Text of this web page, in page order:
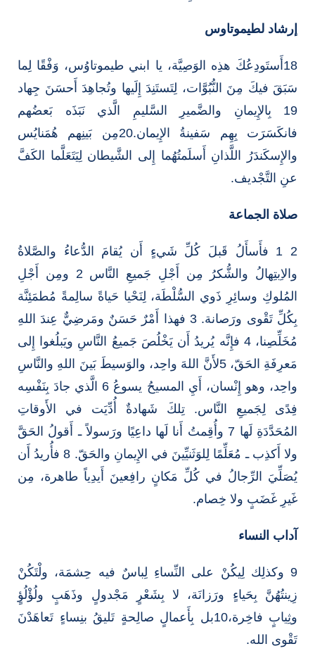
إرشاد لطيموتاوس
18أَستَودِعُكَ هذِه الوَصِيَّة، يا ابني طيموتاوُس، وَفْقًا لِما
سَبَقَ فيكَ مِنَ النُّبُوَّات، لِتَستَنِدَ إِلَيها وتُجاهِدَ أَحسَنَ جِهاد
19 بِالإِيمانِ والضَّميرِ السَّليمِ الَّذي نَبَذَه بَعضُهم
فانكَسَرَت بِهِم سَفينةُ الإِيمان.20مِن بَينِهم هُمَنايُس
والإِسكَندَرُ اللَّذانِ أَسلَمتُهُما إِلى الشَّيطان لِيَتَعَلَّما الكَفَّ
عنِ التَّجْديف.
صلاة الجماعة
2 1 فأَسأَلُ قَبلَ كُلِّ شَيءٍ أَن يُقامَ الدُّعاءُ والصَّلاةُ
والاِبتِهالُ والشُّكرُ مِن أَجْلِ جَميعِ النَّاس 2 ومِن أَجْلِ
المُلوكِ وسائِرِ ذَوي السُّلْطَة، لِنَحْيا حَياةً سالِمةً مُطمَئِنَّة
بِكُلِّ تَقْوى ورَصانة. 3 فهذا أَمْرٌ حَسَنٌ ومَرضِيٌّ عِندَ اللهِ
مُخَلِّصِنا، 4 فإِنَّه يُريدُ أَن يَخْلُصَ جَميعُ النَّاسِ ويَبلُغوا إِلى
مَعرِفَةِ الحَقّ، 5لأَنَّ اللهَ واحِد، والوَسيطَ بَينَ اللهِ والنَّاسِ
واحِد، وهو إِنْسان، أَيِ المسيحُ يسوعُ 6 الَّذي جادَ بِنَفْسِه
فِدًى لِجَميعِ النَّاس. تِلكَ شَهادةٌ أُدِّيَت في الأَوقاتِ
المُحَدَّدَةِ لَها 7 وأُقِمتُ أَنا لَها داعِيًا ورَسولاً ـ أَقولُ الحَقَّ
ولا أَكذِب ـ مُعَلِّمًا لِلوَثَنيِّينَ في الإِيمانِ والحَقّ. 8 فأُريدُ أَن
يُصَلِّيَ الرِّجالُ في كُلِّ مَكانٍ رافِعينَ أَيدِياً طاهرة، مِن
غَيرِ غَضَبٍ ولا خِصام.
آداب النساء
9 وكذلِك لِيكُنْ على النِّساءِ لِباسٌ فيه حِشمَة، ولْتَكُنْ
زِينتُهُنَّ بِحَياءٍ ورَزانَة، لا بِشَعْرٍ مَجْدولٍ وذَهَبٍ ولُؤْلُؤٍ
وثِيابٍ فاخِرة،10بل بِأَعمالٍ صالِحةٍ تَليقُ بنِساءٍ تَعاهَدْنَ
تَقْوى الله.